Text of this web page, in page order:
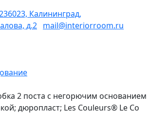
Калининград,
д.2 mail@interiorroom.ru
2 поста с негорючим основанием
дюропласт; Les Couleurs® Le Co